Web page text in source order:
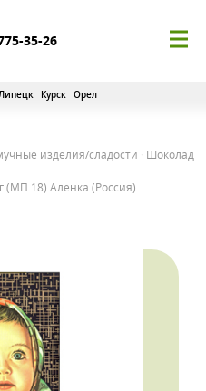
35-26
Курск Орел
изделия/сладости · Шоколад
(МП 18) Аленка (Россия)